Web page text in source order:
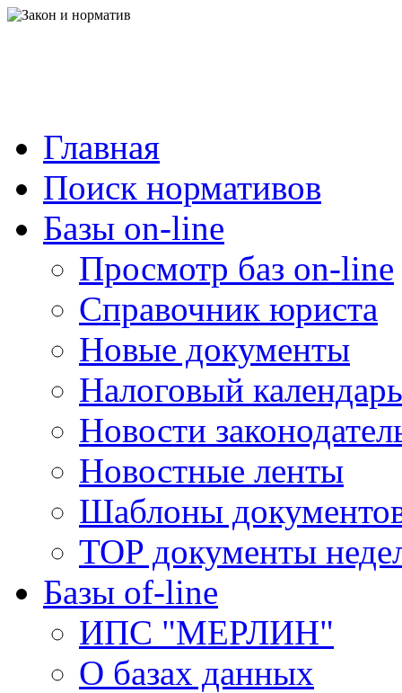
Главная
Поиск нормативов
Базы on-line
Просмотр баз on-line
Справочник юриста
Новые документы
Налоговый календарь
Новости
Новостные ленты
Шаблоны
TOP документы
Базы of-line
ИПС "МЕРЛИН"
О базах данных